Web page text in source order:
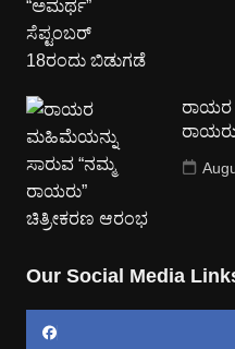
ರಾಯರ
Our Social Media